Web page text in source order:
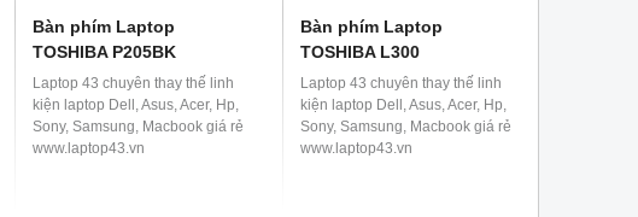
Bàn phím Laptop
TOSHIBA P205BK
Laptop 43 chuyên thay thế linh
kiện laptop Dell, Asus, Acer, Hp,
Sony, Samsung, Macbook giá rẻ
www.laptop43.vn
Bàn phím Laptop
TOSHIBA L300
Laptop 43 chuyên thay thế linh
kiện laptop Dell, Asus, Acer, Hp,
Sony, Samsung, Macbook giá rẻ
www.laptop43.vn